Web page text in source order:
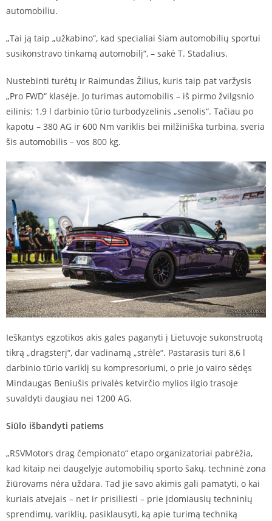
automobiliu.
„Tai ją taip „užkabino“, kad specialiai šiam automobilių sportui
susikonstravo tinkamą automobilį“, – sakė T. Stadalius.
Nustebinti turėtų ir Raimundas Žilius, kuris taip pat varžysis
„Pro FWD“ klasėje. Jo turimas automobilis – iš pirmo žvilgsnio
eilinis: 1,9 l darbinio tūrio turbodyzelinis „senolis“. Tačiau po
kapotu – 380 AG ir 600 Nm variklis bei milžiniška turbina, sveria
šis automobilis – vos 800 kg.
Ieškantys egzotikos akis gales paganyti į Lietuvoje sukonstruotą
tikrą „dragsterį“, dar vadinamą „strėle“. Pastarasis turi 8,6 l
darbinio tūrio variklį su kompresoriumi, o prie jo vairo sėdęs
Mindaugas Beniušis privalės ketvirčio mylios ilgio trasoje
suvaldyti daugiau nei 1200 AG.
Siūlo išbandyti patiems
„RSVMotors drag čempionato“ etapo organizatoriai pabrėžia,
kad kitaip nei daugelyje automobilių sporto šakų, techninė zona
žiūrovams nėra uždara. Tad jie savo akimis gali pamatyti, o kai
kuriais atvejais – net ir prisiliesti – prie įdomiausių techninių
sprendimų, variklių, pasiklausyti, ką apie turimą techniką